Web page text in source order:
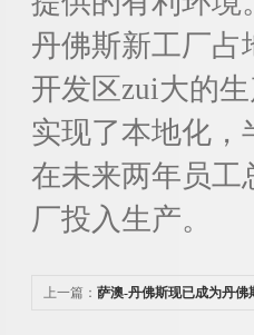
丹佛斯新工厂占
开发区zui大的
实现了本地化，
在未来两年员工
厂投入生产。
上一篇： 萨澳-丹佛斯现已成为丹佛